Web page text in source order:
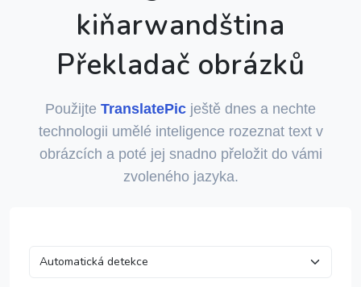
kiňarwandština
Překladač obrázků
Použijte TranslatePic ještě dnes a nechte
technologii umělé inteligence rozeznat text v
obrázcích a poté jej snadno přeložit do vámi
zvoleného jazyka.